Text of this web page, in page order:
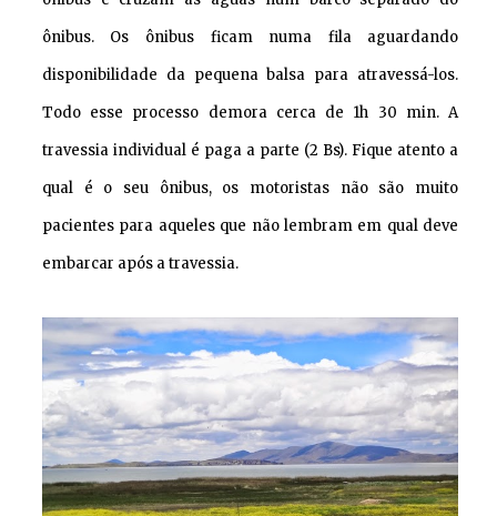
ônibus. Os ônibus ficam numa fila aguardando
disponibilidade da pequena balsa para atravessá-los.
Todo esse processo demora cerca de 1h 30 min. A
travessia individual é paga a parte (2 Bs). Fique atento a
qual é o seu ônibus, os motoristas não são muito
pacientes para aqueles que não lembram em qual deve
embarcar após a travessia.